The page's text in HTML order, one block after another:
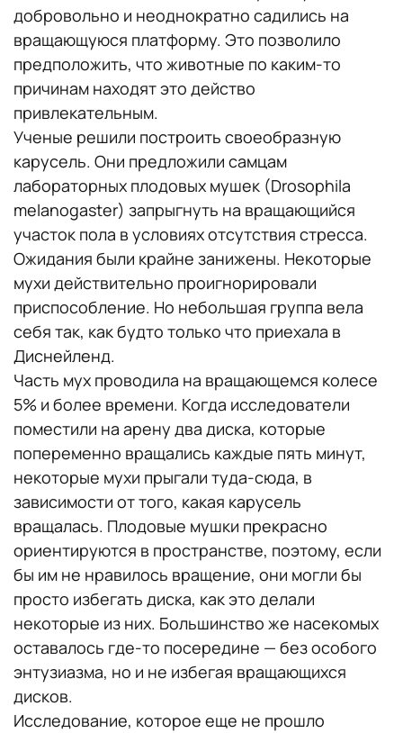
добровольно и неоднократно садились на
вращающуюся платформу. Это позволило
предположить, что животные по каким-то
причинам находят это действо
привлекательным.
Ученые решили построить своеобразную
карусель. Они предложили самцам
лабораторных плодовых мушек (Drosophila
melanogaster) запрыгнуть на вращающийся
участок пола в условиях отсутствия стресса.
Ожидания были крайне занижены. Некоторые
мухи действительно проигнорировали
приспособление. Но небольшая группа вела
себя так, как будто только что приехала в
Диснейленд.
Часть мух проводила на вращающемся колесе
5% и более времени. Когда исследователи
поместили на арену два диска, которые
попеременно вращались каждые пять минут,
некоторые мухи прыгали туда-сюда, в
зависимости от того, какая карусель
вращалась. Плодовые мушки прекрасно
ориентируются в пространстве, поэтому, если
бы им не нравилось вращение, они могли бы
просто избегать диска, как это делали
некоторые из них. Большинство же насекомых
оставалось где-то посередине — без особого
энтузиазма, но и не избегая вращающихся
дисков.
Исследование, которое еще не прошло